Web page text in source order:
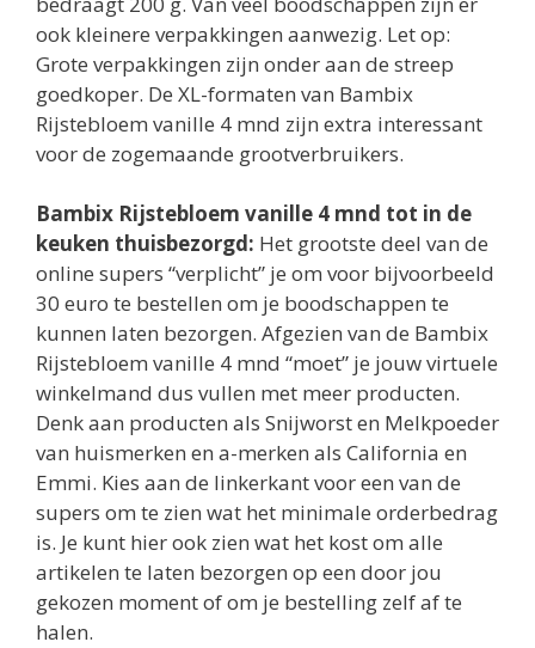
ook kleinere verpakkingen aanwezig. Let op:
Grote verpakkingen zijn onder aan de streep
goedkoper. De XL-formaten van Bambix
Rijstebloem vanille 4 mnd zijn extra interessant
voor de zogemaande grootverbruikers.
Bambix Rijstebloem vanille 4 mnd tot in de
keuken thuisbezorgd: Het grootste deel van de
online supers “verplicht” je om voor bijvoorbeeld
30 euro te bestellen om je boodschappen te
kunnen laten bezorgen. Afgezien van de Bambix
Rijstebloem vanille 4 mnd “moet” je jouw virtuele
winkelmand dus vullen met meer producten.
Denk aan producten als Snijworst en Melkpoeder
van huismerken en a-merken als California en
Emmi. Kies aan de linkerkant voor een van de
supers om te zien wat het minimale orderbedrag
is. Je kunt hier ook zien wat het kost om alle
artikelen te laten bezorgen op een door jou
gekozen moment of om je bestelling zelf af te
halen.